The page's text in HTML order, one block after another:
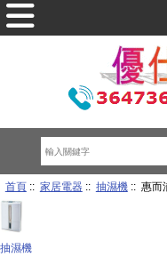
首頁:: 家居電器:: 抽濕機:: 惠而
抽濕機